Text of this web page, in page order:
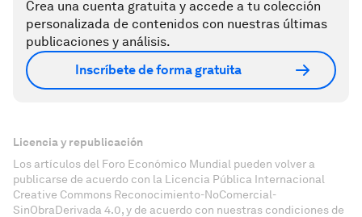
Crea una cuenta gratuita y accede a tu colección
personalizada de contenidos con nuestras últimas
publicaciones y análisis.
Inscríbete de forma gratuita
Licencia y republicación
Los artículos del Foro Económico Mundial pueden volver a
publicarse de acuerdo con la Licencia Pública Internacional
Creative Commons Reconocimiento-NoComercial-
SinObraDerivada 4.0, y de acuerdo con nuestras condiciones de